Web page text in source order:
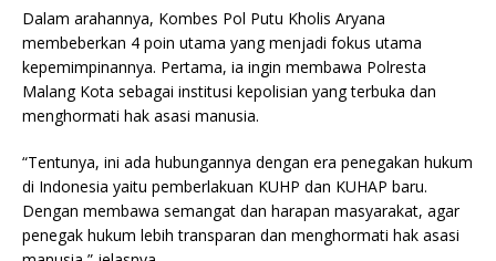
Dalam arahannya, Kombes Pol Putu Kholis Aryana
membeberkan 4 poin utama yang menjadi fokus utama
kepemimpinannya. Pertama, ia ingin membawa Polresta
Malang Kota sebagai institusi kepolisian yang terbuka dan
menghormati hak asasi manusia.
“Tentunya, ini ada hubungannya dengan era penegakan hukum
di Indonesia yaitu pemberlakuan KUHP dan KUHAP baru.
Dengan membawa semangat dan harapan masyarakat, agar
penegak hukum lebih transparan dan menghormati hak asasi